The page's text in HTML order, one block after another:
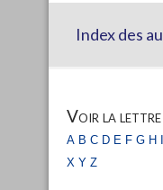
Index des
Voir la lettre
a b c d e fg h i
x yz